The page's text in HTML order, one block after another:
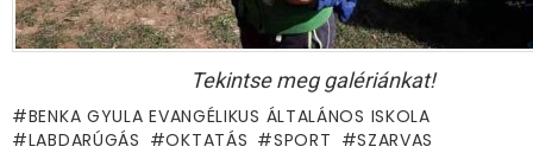
Tekintse meg galériánkat!
BENKA GYULA EVANGÉLIKUS ÁLTALÁNOS ISKOLA
LABDARÚGÁS
OKTATÁS SPORT SZARVAS